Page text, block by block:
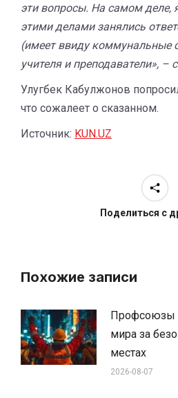
эти вопросы. На самом деле,
этими делами занялись
(имеет ввиду коммунальные
учителя и преподаватели», –
Улугбек Кабулжонов
что сожалеет о сказанном.
Источник: KUN.UZ
Поделиться с
Похожие записи
Профсоюзы
мира за
местах
2026-08-07